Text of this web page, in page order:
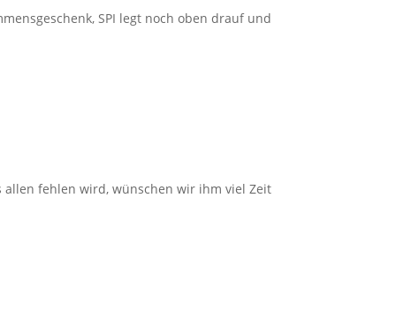
SPI legt noch oben drauf und
fehlen wird, wünschen wir ihm viel Zeit